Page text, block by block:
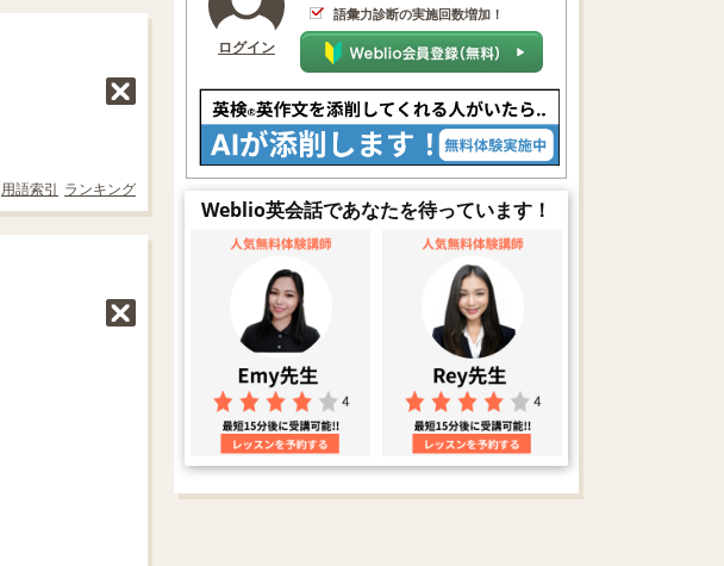
用語索引 ランキング
ログイン
語彙力診断の実施回数増加！
Weblio英会話であなたを待っています！